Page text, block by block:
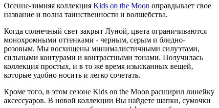
Осенне-зимняя коллекция Kids on the Moon оправдывает свое
название и полна таинственности и волшебства.
Когда солнечный свет закрыт Луной, цвета ограничиваются
монохромными оттенками - черным, серым и бледно-
розовым. Мы восхищены минималистичными силуэтами,
сильными контурами и контрастными тонами. Получилась
коллекция простых, и в то же время изысканных вещей,
которые удобно носить и легко сочетать.
Кроме того, в этом сезоне Kids on the Moon расширил линейку
аксессуаров. В новой коллекции Вы найдете шапки, сумочки